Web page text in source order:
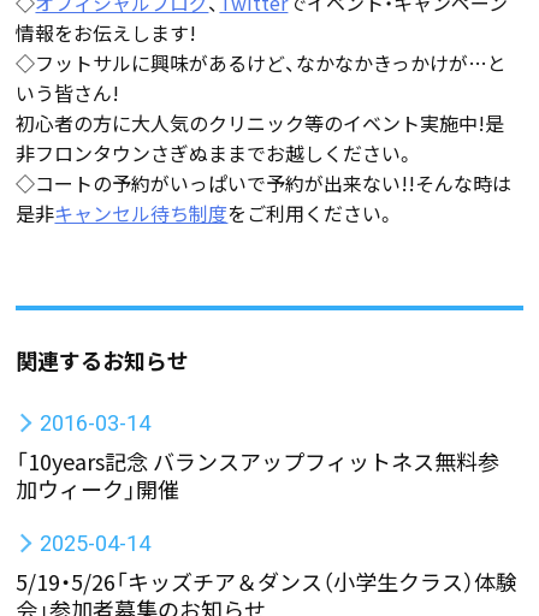
情報をお伝えします!
◇フットサルに興味があるけど、なかなかきっかけが…と
いう皆さん!
初心者の方に大人気のクリニック等のイベント実施中!是
非フロンタウンさぎぬままでお越しください。
◇コートの予約がいっぱいで予約が出来ない!!そんな時は
是非キャンセル待ち制度をご利用ください。
関連するお知らせ
2016-03-14
「10years記念 バランスアップフィットネス無料参
加ウィーク」開催
2025-04-14
5/19・5/26「キッズチア＆ダンス（小学生クラス）体験
会」参加者募集のお知らせ